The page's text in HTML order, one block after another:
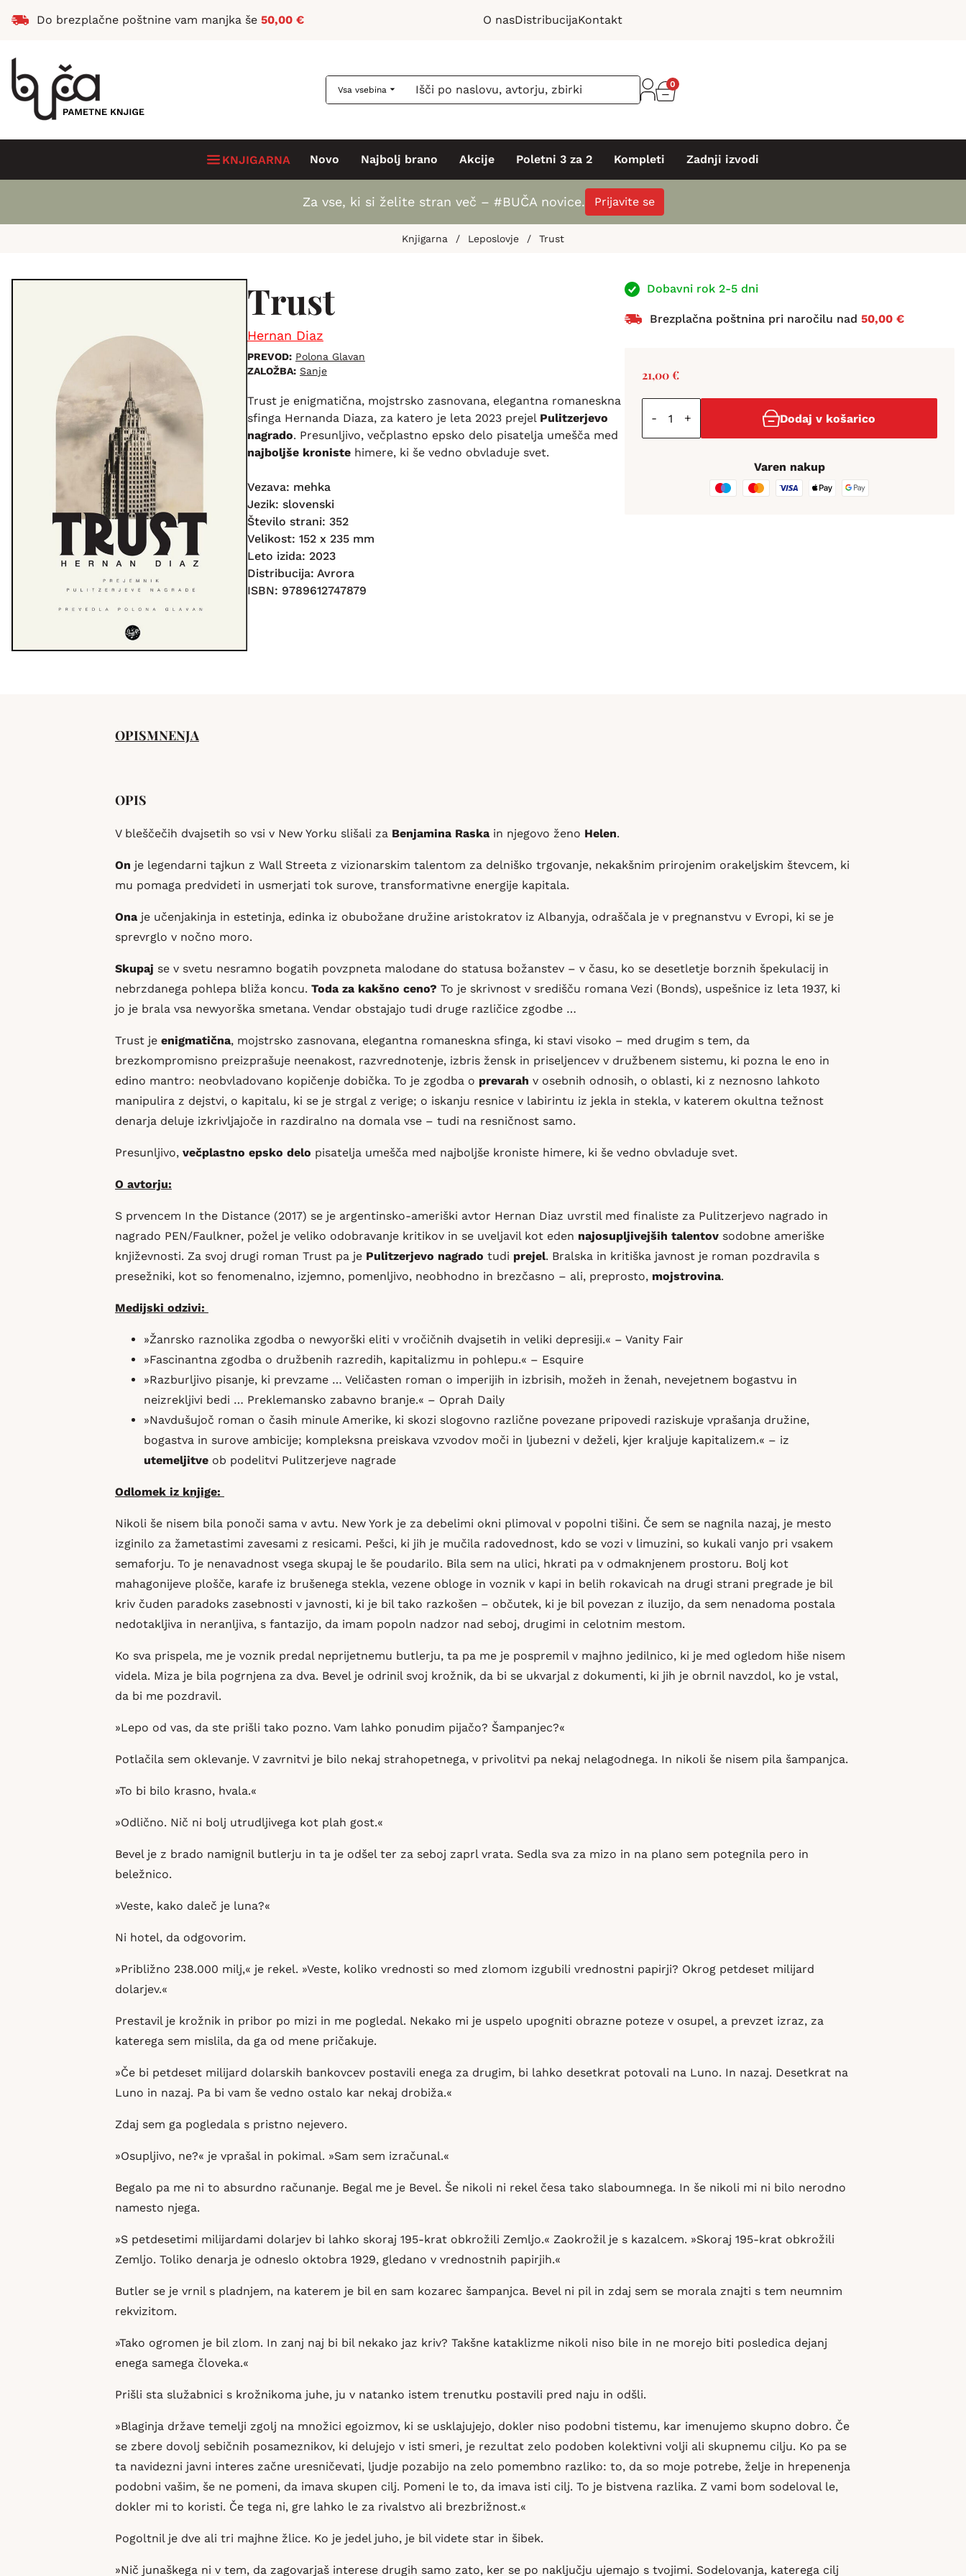
Do brezplačne poštnine vam manjka še 50,00 € O nasDistribucijaKontakt
Vsa vsebina
0
KNJIGARNA Novo Najbolj brano Akcije Poletni 3 za 2 Kompleti Zadnji izvodi
Za vse, ki si želite stran več – #BUČA novice. Prijavite se
Knjigarna / Leposlovje / Trust
Trust
Hernan Diaz
PREVOD: Polona Glavan
ZALOŽBA: Sanje
Trust je enigmatična, mojstrsko zasnovana, elegantna romaneskna
sfinga Hernanda Diaza, za katero je leta 2023 prejel Pulitzerjevo
nagrado. Presunljivo, večplastno epsko delo pisatelja umešča med
najboljše kroniste himere, ki še vedno obvladuje svet.
Vezava: mehka
Jezik: slovenski
Število strani: 352
Velikost: 152 x 235 mm
Leto izida: 2023
Distribucija: Avrora
ISBN: 9789612747879
Dobavni rok 2-5 dni
Brezplačna poštnina pri naročilu nad 50,00 €
21,00€
- + Dodaj v košarico
Varen nakup
OPISMNENJA
OPIS
V bleščečih dvajsetih so vsi v New Yorku slišali za Benjamina Raska in njegovo ženo Helen.
On je legendarni tajkun z Wall Streeta z vizionarskim talentom za delniško trgovanje, nekakšnim prirojenim orakeljskim števcem, ki
mu pomaga predvideti in usmerjati tok surove, transformativne energije kapitala.
Ona je učenjakinja in estetinja, edinka iz obubožane družine aristokratov iz Albanyja, odraščala je v pregnanstvu v Evropi, ki se je
sprevrglo v nočno moro.
Skupaj se v svetu nesramno bogatih povzpneta malodane do statusa božanstev – v času, ko se desetletje borznih špekulacij in
nebrzdanega pohlepa bliža koncu. Toda za kakšno ceno? To je skrivnost v središču romana Vezi (Bonds), uspešnice iz leta 1937, ki
jo je brala vsa newyorška smetana. Vendar obstajajo tudi druge različice zgodbe …
Trust je enigmatična, mojstrsko zasnovana, elegantna romaneskna sfinga, ki stavi visoko – med drugim s tem, da
brezkompromisno preizprašuje neenakost, razvrednotenje, izbris žensk in priseljencev v družbenem sistemu, ki pozna le eno in
edino mantro: neobvladovano kopičenje dobička. To je zgodba o prevarah v osebnih odnosih, o oblasti, ki z neznosno lahkoto
manipulira z dejstvi, o kapitalu, ki se je strgal z verige; o iskanju resnice v labirintu iz jekla in stekla, v katerem okultna težnost
denarja deluje izkrivljajoče in razdiralno na domala vse – tudi na resničnost samo.
Presunljivo, večplastno epsko delo pisatelja umešča med najboljše kroniste himere, ki še vedno obvladuje svet.
O avtorju:
S prvencem In the Distance (2017) se je argentinsko-ameriški avtor Hernan Diaz uvrstil med finaliste za Pulitzerjevo nagrado in
nagrado PEN/Faulkner, požel je veliko odobravanje kritikov in se uveljavil kot eden najosupljivejših talentov sodobne ameriške
književnosti. Za svoj drugi roman Trust pa je Pulitzerjevo nagrado tudi prejel. Bralska in kritiška javnost je roman pozdravila s
presežniki, kot so fenomenalno, izjemno, pomenljivo, neobhodno in brezčasno – ali, preprosto, mojstrovina.
Medijski odzivi:
»Žanrsko raznolika zgodba o newyorški eliti v vročičnih dvajsetih in veliki depresiji.« – Vanity Fair
»Fascinantna zgodba o družbenih razredih, kapitalizmu in pohlepu.« – Esquire
»Razburljivo pisanje, ki prevzame … Veličasten roman o imperijih in izbrisih, možeh in ženah, nevejetnem bogastvu in
neizrekljivi bedi … Preklemansko zabavno branje.« – Oprah Daily
»Navdušujoč roman o časih minule Amerike, ki skozi slogovno različne povezane pripovedi raziskuje vprašanja družine,
bogastva in surove ambicije; kompleksna preiskava vzvodov moči in ljubezni v deželi, kjer kraljuje kapitalizem.« – iz
utemeljitve ob podelitvi Pulitzerjeve nagrade
Odlomek iz knjige:
Nikoli še nisem bila ponoči sama v avtu. New York je za debelimi okni plimoval v popolni tišini. Če sem se nagnila nazaj, je mesto
izginilo za žametastimi zavesami z resicami. Pešci, ki jih je mučila radovednost, kdo se vozi v limuzini, so kukali vanjo pri vsakem
semaforju. To je nenavadnost vsega skupaj le še poudarilo. Bila sem na ulici, hkrati pa v odmaknjenem prostoru. Bolj kot
mahagonijeve plošče, karafe iz brušenega stekla, vezene obloge in voznik v kapi in belih rokavicah na drugi strani pregrade je bil
kriv čuden paradoks zasebnosti v javnosti, ki je bil tako razkošen – občutek, ki je bil povezan z iluzijo, da sem nenadoma postala
nedotakljiva in neranljiva, s fantazijo, da imam popoln nadzor nad seboj, drugimi in celotnim mestom.
Ko sva prispela, me je voznik predal neprijetnemu butlerju, ta pa me je pospremil v majhno jedilnico, ki je med ogledom hiše nisem
videla. Miza je bila pogrnjena za dva. Bevel je odrinil svoj krožnik, da bi se ukvarjal z dokumenti, ki jih je obrnil navzdol, ko je vstal,
da bi me pozdravil.
»Lepo od vas, da ste prišli tako pozno. Vam lahko ponudim pijačo? Šampanjec?«
Potlačila sem oklevanje. V zavrnitvi je bilo nekaj strahopetnega, v privolitvi pa nekaj nelagodnega. In nikoli še nisem pila šampanjca.
»To bi bilo krasno, hvala.«
»Odlično. Nič ni bolj utrudljivega kot plah gost.«
Bevel je z brado namignil butlerju in ta je odšel ter za seboj zaprl vrata. Sedla sva za mizo in na plano sem potegnila pero in
beležnico.
»Veste, kako daleč je luna?«
Ni hotel, da odgovorim.
»Približno 238.000 milj,« je rekel. »Veste, koliko vrednosti so med zlomom izgubili vrednostni papirji? Okrog petdeset milijard
dolarjev.«
Prestavil je krožnik in pribor po mizi in me pogledal. Nekako mi je uspelo upogniti obrazne poteze v osupel, a prevzet izraz, za
katerega sem mislila, da ga od mene pričakuje.
»Če bi petdeset milijard dolarskih bankovcev postavili enega za drugim, bi lahko desetkrat potovali na Luno. In nazaj. Desetkrat na
Luno in nazaj. Pa bi vam še vedno ostalo kar nekaj drobiža.«
Zdaj sem ga pogledala s pristno nejevero.
»Osupljivo, ne?« je vprašal in pokimal. »Sam sem izračunal.«
Begalo pa me ni to absurdno računanje. Begal me je Bevel. Še nikoli ni rekel česa tako slaboumnega. In še nikoli mi ni bilo nerodno
namesto njega.
»S petdesetimi milijardami dolarjev bi lahko skoraj 195-krat obkrožili Zemljo.« Zaokrožil je s kazalcem. »Skoraj 195-krat obkrožili
Zemljo. Toliko denarja je odneslo oktobra 1929, gledano v vrednostnih papirjih.«
Butler se je vrnil s pladnjem, na katerem je bil en sam kozarec šampanjca. Bevel ni pil in zdaj sem se morala znajti s tem neumnim
rekvizitom.
»Tako ogromen je bil zlom. In zanj naj bi bil nekako jaz kriv? Takšne kataklizme nikoli niso bile in ne morejo biti posledica dejanj
enega samega človeka.«
Prišli sta služabnici s krožnikoma juhe, ju v natanko istem trenutku postavili pred naju in odšli.
»Blaginja države temelji zgolj na množici egoizmov, ki se usklajujejo, dokler niso podobni tistemu, kar imenujemo skupno dobro. Če
se zbere dovolj sebičnih posameznikov, ki delujejo v isti smeri, je rezultat zelo podoben kolektivni volji ali skupnemu cilju. Ko pa se
ta navidezni javni interes začne uresničevati, ljudje pozabijo na zelo pomembno razliko: to, da so moje potrebe, želje in hrepenenja
podobni vašim, še ne pomeni, da imava skupen cilj. Pomeni le to, da imava isti cilj. To je bistvena razlika. Z vami bom sodeloval le,
dokler mi to koristi. Če tega ni, gre lahko le za rivalstvo ali brezbrižnost.«
Pogoltnil je dve ali tri majhne žlice. Ko je jedel juho, je bil videte star in šibek.
»Nič junaškega ni v tem, da zagovarjaš interese drugih samo zato, ker se po naključju ujemajo s tvojimi. Sodelovanja, katerega cilj